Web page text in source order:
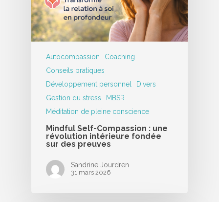
Autocompassion
Coaching
Conseils pratiques
Développement personnel
Divers
Gestion du stress
MBSR
Méditation de pleine conscience
Mindful Self-Compassion : une
révolution intérieure fondée
sur des preuves
Sandrine Jourdren
31 mars 2026